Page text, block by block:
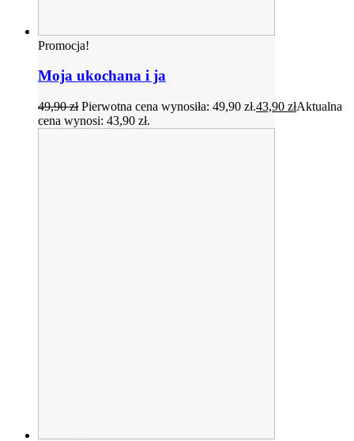
Promocja!
Moja ukochana i ja
49,90zł Pierwotna cena wynosiła: 49,90 zł.43,90 złAktualna
cena wynosi: 43,90 zł.